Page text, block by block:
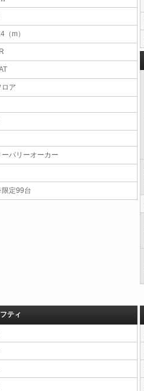
（m）
ロア
ーパリーオーカー
定99台
ティ